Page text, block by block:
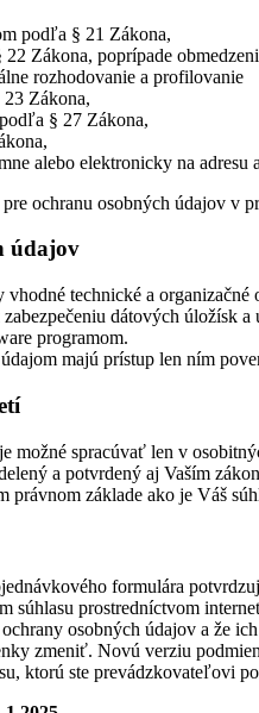
podľa § 21 Zákona,
Zákona, poprípade
rozhodovanie a profilovanie
Zákona,
§ 27 Zákona,
alebo elektronicky na
ochranu osobných údajov v
údajov
technické a organizačné
dátových úložísk
programom.
majú prístup len ním
možné spracúvať len v
a potvrdený aj Vaším
právnom základe ako je Váš
formulára
súhlasu prostredníctvom
osobných údajov a že
zmeniť. Novú verziu
ktorú ste prevádzkovateľovi